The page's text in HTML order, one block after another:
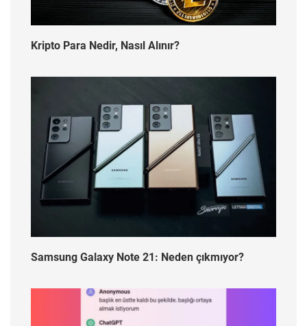
Kripto Para Nedir, Nasıl Alınır?
Samsung Galaxy Note 21: Neden çıkmıyor?